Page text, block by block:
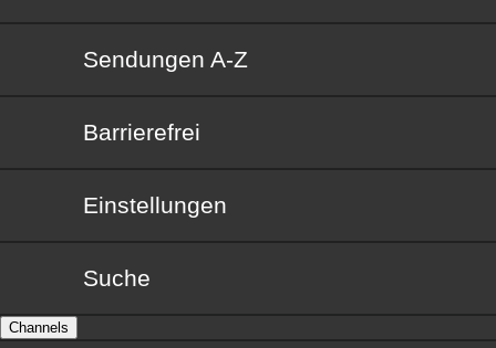
Sendungen von A bis Z
Sendungen A-Z
Barrierefrei
Barrierefrei
Einstellungen
Suche
Channels